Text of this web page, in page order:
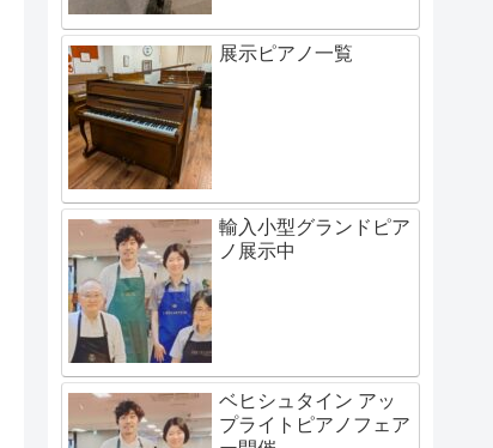
展示ピアノ一覧
輸入小型グランドピア
ノ展示中
ベヒシュタイン アッ
プライトピアノフェア